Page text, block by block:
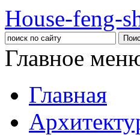
House-feng-
Главное
Главная